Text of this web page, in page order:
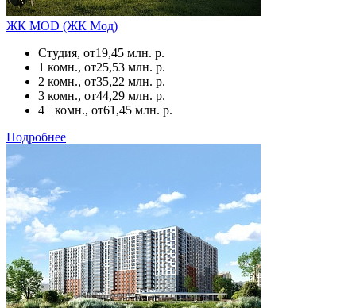
ЖК MOD (ЖК Мод)
Студия, от19,45 млн. р.
1 комн., от25,53 млн. р.
2 комн., от35,22 млн. р.
3 комн., от44,29 млн. р.
4+ комн., от61,45 млн. р.
Подробнее